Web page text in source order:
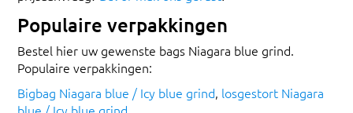
Populaire verpakkingen
Bestel hier uw gewenste bags Niagara blue grind.
Populaire verpakkingen:
Bigbag Niagara blue / Icy blue grind, losgestort Niagara